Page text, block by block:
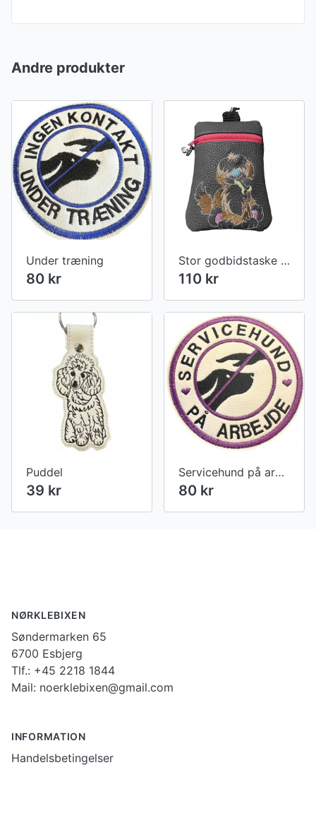
Andre produkter
Under træning
80 kr
Stor godbidstaske i grå kunstlæder med brun hund
110 kr
Puddel
39 kr
Servicehund på arbejde
80 kr
NØRKLEBIXEN
Søndermarken 65
6700 Esbjerg
Tlf.: +45 2218 1844
Mail: noerklebixen@gmail.com
INFORMATION
Handelsbetingelser